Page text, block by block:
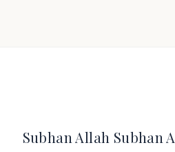
Subhan Allah Subhan